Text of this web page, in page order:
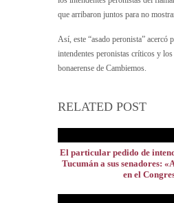
que arribaron juntos para no
Así, este “asado peronista” acercó
intendentes peronistas críticos y
bonaerense de Cambiemos.
RELATED POST
El particular pedido de
Tucumán a sus senadores:
en el